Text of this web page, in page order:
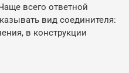
всего ответной
вид соединителя:
в конструкции